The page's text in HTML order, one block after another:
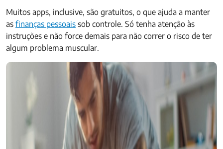
Muitos apps, inclusive, são gratuitos, o que ajuda a manter
as finanças pessoais sob controle. Só tenha atenção às
instruções e não force demais para não correr o risco de ter
algum problema muscular.